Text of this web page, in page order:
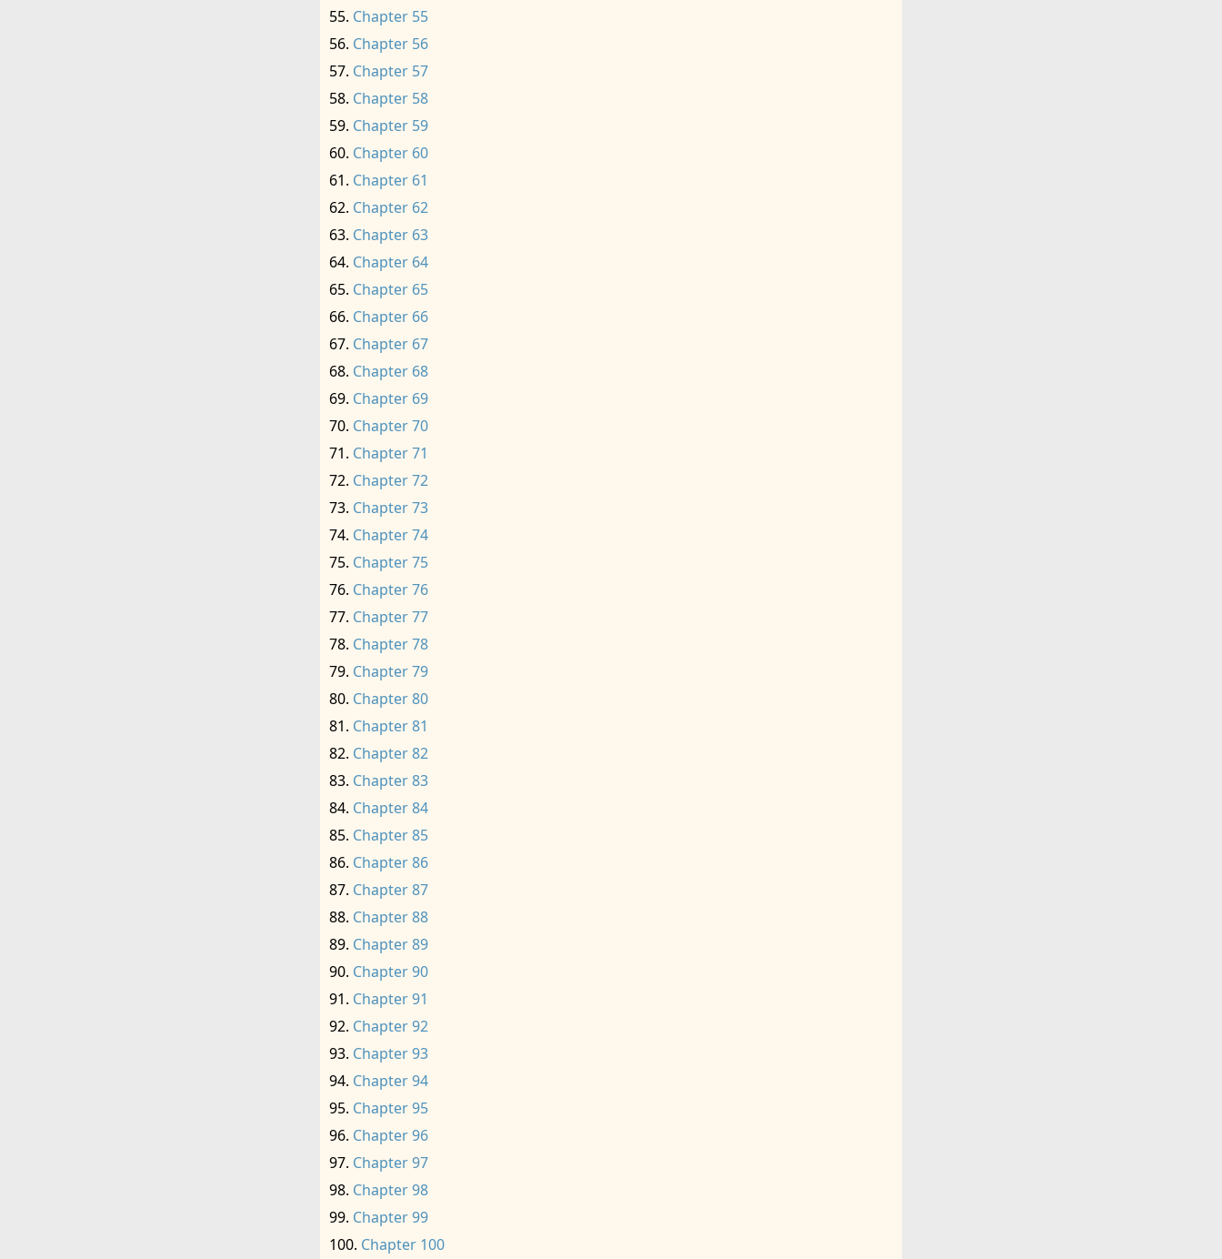
Chapter 55
Chapter 56
Chapter 57
Chapter 58
Chapter 59
Chapter 60
Chapter 61
Chapter 62
Chapter 63
Chapter 64
Chapter 65
Chapter 66
Chapter 67
Chapter 68
Chapter 69
Chapter 70
Chapter 71
Chapter 72
Chapter 73
Chapter 74
Chapter 75
Chapter 76
Chapter 77
Chapter 78
Chapter 79
Chapter 80
Chapter 81
Chapter 82
Chapter 83
Chapter 84
Chapter 85
Chapter 86
Chapter 87
Chapter 88
Chapter 89
Chapter 90
Chapter 91
Chapter 92
Chapter 93
Chapter 94
Chapter 95
Chapter 96
Chapter 97
Chapter 98
Chapter 99
Chapter 100